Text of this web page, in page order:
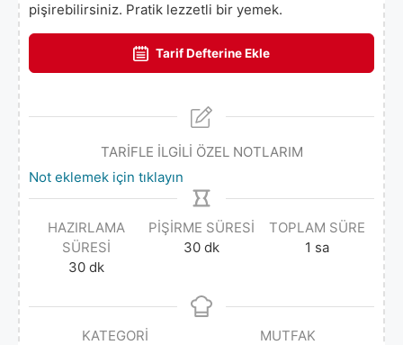
pişirebilirsiniz. Pratik lezzetli bir yemek.
Tarif Defterine Ekle
TARİFLE İLGİLİ ÖZEL NOTLARIM
Not eklemek için tıklayın
HAZIRLAMA
SÜRESI
30 dk
PIŞIRME SÜRESI
30 dk
TOPLAM SÜRE
1 sa
KATEGORI
MUTFAK